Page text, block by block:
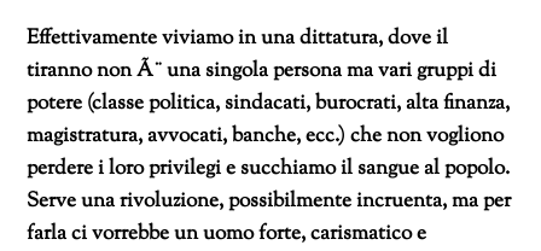
Effettivamente viviamo in una dittatura, dove il
tiranno non Ã¨ una singola persona ma vari gruppi di
potere (classe politica, sindacati, burocrati, alta finanza,
magistratura, avvocati, banche, ecc.) che non vogliono
perdere i loro privilegi e succhiamo il sangue al popolo.
Serve una rivoluzione, possibilmente incruenta, ma per
farla ci vorrebbe un uomo forte, carismatico e